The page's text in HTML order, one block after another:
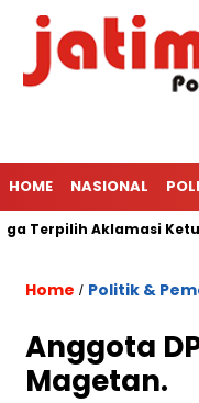
HOME NASIONAL
Aklamasi Ketua
Home / Politik &
Anggota
Magetan.